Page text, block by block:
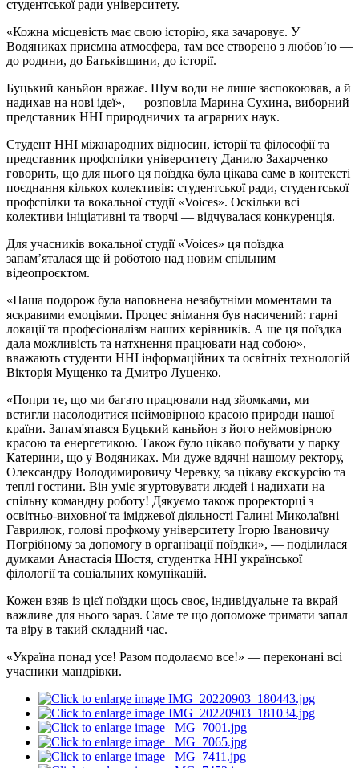
студентської ради університету.
«Кожна місцевість має свою історію, яка зачаровує. У
Водяниках приємна атмосфера, там все створено з любов’ю —
до родини, до Батьківщини, до історії.
Буцький каньйон вражає. Шум води не лише заспокоював, а й
надихав на нові ідеї», — розповіла Марина Сухина, виборний
представник ННІ природничих та аграрних наук.
Студент ННІ міжнародних відносин, історії та філософії та
представник профспілки університету Данило Захарченко
говорить, що для нього ця поїздка була цікава саме в контексті
поєднання кількох колективів: студентської ради, студентської
профспілки та вокальної студії «Voices». Оскільки всі
колективи ініціативні та творчі — відчувалася конкуренція.
Для учасників вокальної студії «Voices» ця поїздка
запам’яталася ще й роботою над новим спільним
відеопроєктом.
«Наша подорож була наповнена незабутніми моментами та
яскравими емоціями. Процес знімання був насичений: гарні
локації та професіоналізм наших керівників. А ще ця поїздка
дала можливість та натхнення працювати над собою», —
вважають студенти ННІ інформаційних та освітніх технологій
Вікторія Мущенко та Дмитро Луценко.
«Попри те, що ми багато працювали над зйомками, ми
встигли насолодитися неймовірною красою природи нашої
країни. Запам'ятався Буцький каньйон з його неймовірною
красою та енергетикою. Також було цікаво побувати у парку
Катерини, що у Водяниках. Ми дуже вдячні нашому ректору,
Олександру Володимировичу Черевку, за цікаву екскурсію та
теплі гостини. Він уміє згуртовувати людей і надихати на
спільну командну роботу! Дякуємо також проректорці з
освітньо-виховної та іміджевої діяльності Галині Миколаївні
Гаврилюк, голові профкому університету Ігорю Івановичу
Погрібному за допомогу в організації поїздки», — поділилася
думками Анастасія Шостя, студентка ННІ української
філології та соціальних комунікацій.
Кожен взяв із цієї поїздки щось своє, індивідуальне та вкрай
важливе для нього зараз. Саме те що допоможе тримати запал
та віру в такий складний час.
«Україна понад усе! Разом подолаємо все!» — переконані всі
учасники мандрівки.